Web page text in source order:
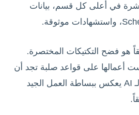
في أعلى كل قسم، بيانات
أعمالها على قواعد صلبة تجد أن
حضورها في نتائج الـ AI يعكس ببساطة العمل الجيد